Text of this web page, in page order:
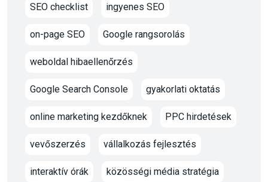
SEO checklist ingyenes SEO
on-page SEO Google rangsorolás
weboldal hibaellenőrzés
Google Search Console gyakorlati oktatás
online marketing kezdőknek PPC hirdetések
vevőszerzés vállalkozás fejlesztés
interaktív órák közösségi média stratégia